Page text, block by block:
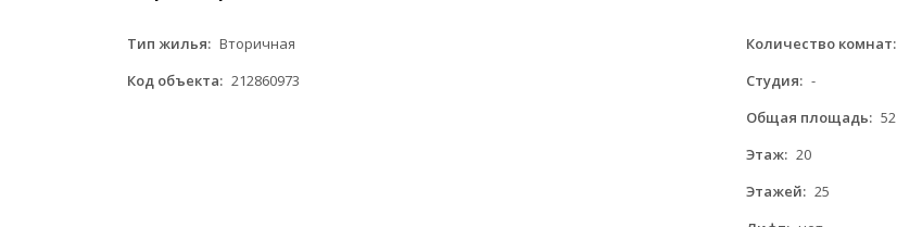
Тип жилья: Вторичная
Код объекта: 212860973
Количество комнат:
Студия: -
Общая площадь: 52
Этаж: 20
Этажей: 25